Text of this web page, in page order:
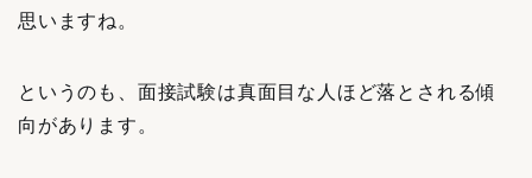
思いますね。
というのも、面接試験は真面目な人ほど落とされる傾
向があります。